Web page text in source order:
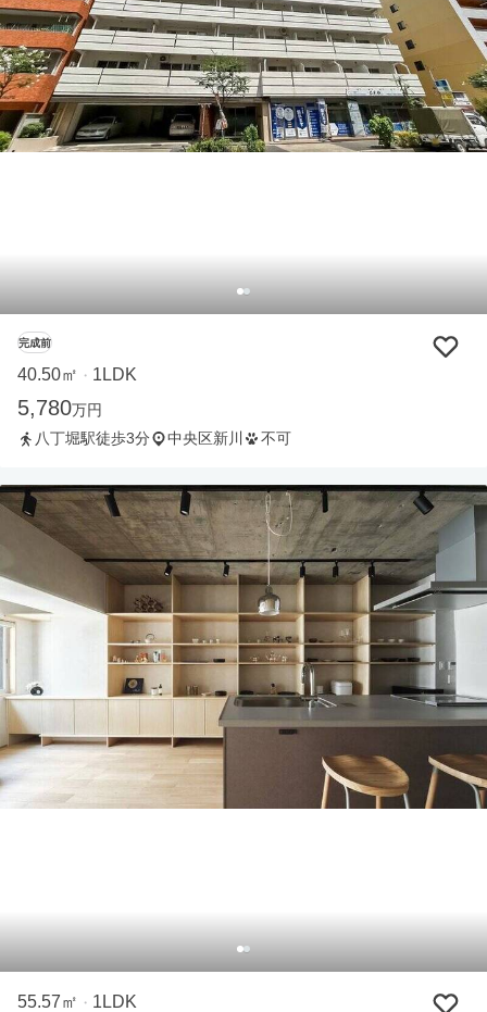
完成前
40.50㎡ ・ 1LDK
5,780万円
八丁堀駅徒歩3分
中央区新川 不可
55.57㎡ ・ 1LDK